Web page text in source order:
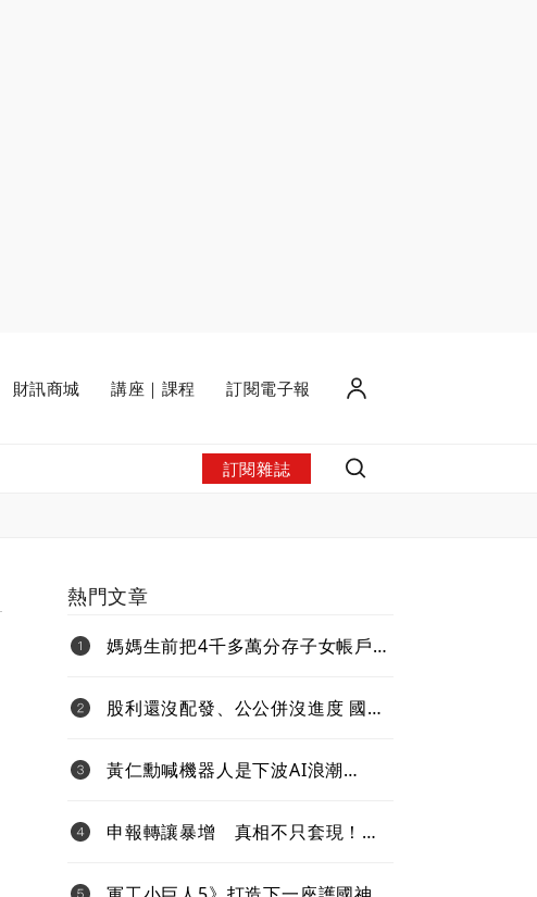
財訊商城 講座｜課程 訂閱電子報
訂閱雜誌
熱門文章
媽媽生前把4千多萬分存子女帳戶
股利還沒配發、公公併沒進度 國票
黃仁勳喊機器人是下波AI浪潮
申報轉讓暴增 真相不只套現！內
步上演